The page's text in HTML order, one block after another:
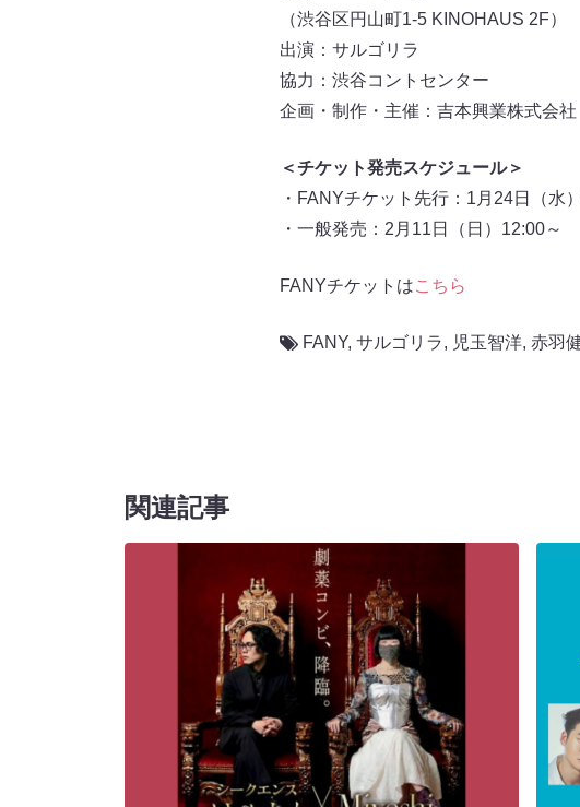
（渋谷区円山町1-5 KINOHAUS 2F）
出演：サルゴリラ
協力：渋谷コントセンター
企画・制作・主催：吉本興業株式会社
＜チケット発売スケジュール＞
・FANYチケット先行：1月24日（水
・一般発売：2月11日（日）12:00～
FANYチケットはこちら
FANY, サルゴリラ, 児玉智洋, 赤羽
関連記事